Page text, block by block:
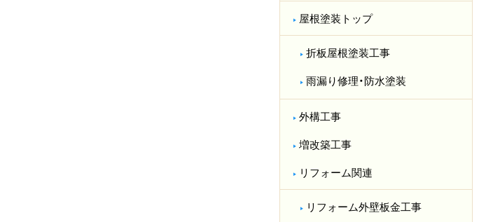
屋根塗装トップ
折板屋根塗装工事
雨漏り修理・防水塗装
外構工事
増改築工事
リフォーム関連
リフォーム外壁板金工事